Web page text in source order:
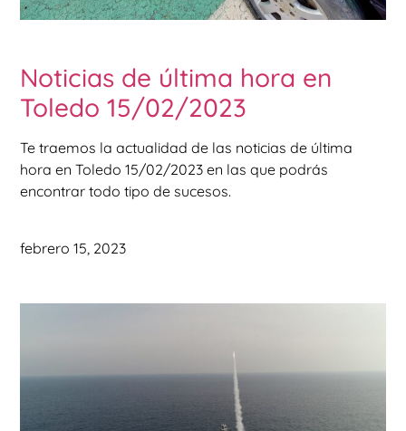
Noticias de última hora en
Toledo 15/02/2023
Te traemos la actualidad de las noticias de última
hora en Toledo 15/02/2023 en las que podrás
encontrar todo tipo de sucesos.
febrero 15, 2023